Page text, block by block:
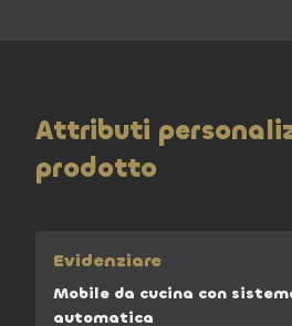
Attributi
prodotto
Evidenziare
Mobile da cucina con
automatica